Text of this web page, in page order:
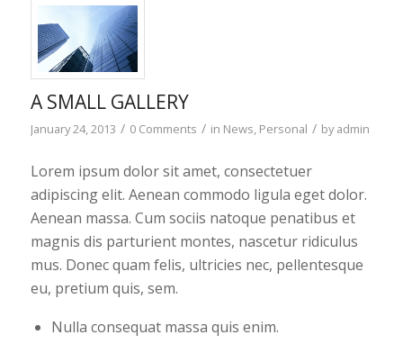
A SMALL GALLERY
January 24, 2013 / 0 Comments / in News, Personal / byadmin
Lorem ipsum dolor sit amet, consectetuer
adipiscing elit. Aenean commodo ligula eget dolor.
Aenean massa. Cum sociis natoque penatibus et
magnis dis parturient montes, nascetur ridiculus
mus. Donec quam felis, ultricies nec, pellentesque
eu, pretium quis, sem.
Nulla consequat massa quis enim.